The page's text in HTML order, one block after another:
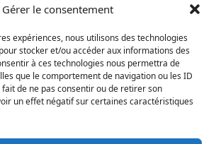
Gérer le consentement
expériences, nous utilisons des technologies
stocker et/ou accéder aux informations des
à ces technologies nous permettra de
que le comportement de navigation ou les ID
fait de ne pas consentir ou de retirer son
un effet négatif sur certaines caractéristiques
rue Albin Haller - 86000 Poitiers
00012 – Autorisation Poitiers : AUT-086-2119-07-